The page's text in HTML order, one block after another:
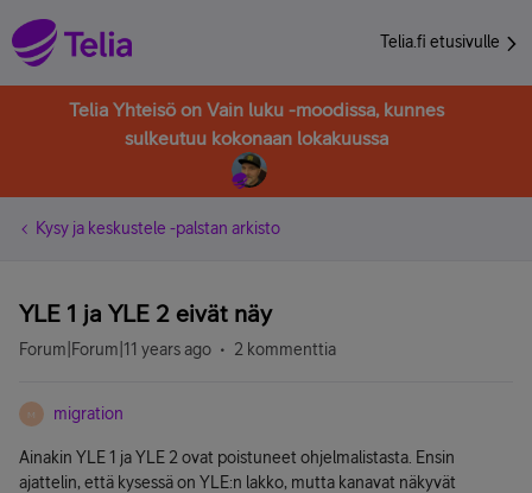
Telia.fi etusivulle
Telia Yhteisö on Vain luku -moodissa, kunnes
sulkeutuu kokonaan lokakuussa
Kysy ja keskustele -palstan arkisto
YLE 1 ja YLE 2 eivät näy
Forum|Forum|11 years ago 2 kommenttia
M migration
Ainakin YLE 1 ja YLE 2 ovat poistuneet ohjelmalistasta. Ensin
ajattelin, että kysessä on YLE:n lakko, mutta kanavat näkyvät